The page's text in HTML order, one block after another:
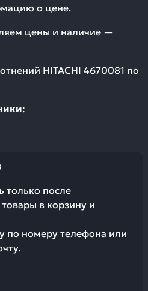
о цене.
цены и наличие —
HITACHI 4670081 по
:
только после
в корзину и
по номеру телефона или